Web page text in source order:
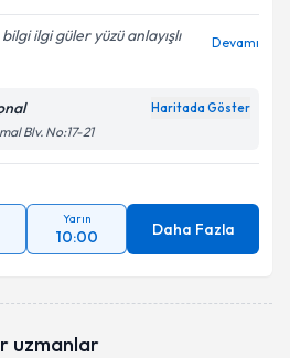
ilgi güler yüzü anlayışlı
Devamı
Haritada Göster
Blv. No:17-21
Yarın
10:00 Daha Fazla
uzmanlar